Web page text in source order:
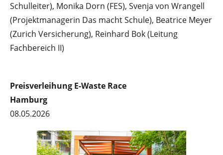
Schulleiter), Monika Dorn (FES), Svenja von Wrangell
(Projektmanagerin Das macht Schule), Beatrice Meyer
(Zurich Versicherung), Reinhard Bok (Leitung
Fachbereich II)
Preisverleihung E-Waste Race
Hamburg
08.05.2026